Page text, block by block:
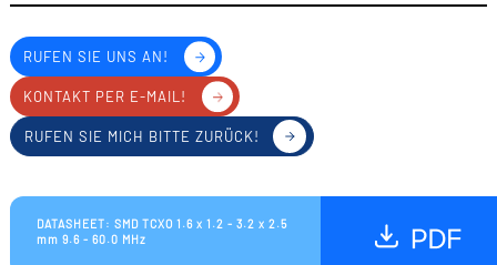
RUFEN SIE UNS AN!
KONTAKT PER E-MAIL!
RUFEN SIE MICH BITTE ZURÜCK!
DATASHEET: SMD TCXO 1.6 x 1.2 - 3.2 x 2.5
mm 9.6 - 60.0 MHz